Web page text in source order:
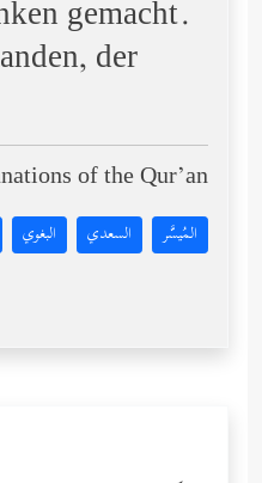
gemacht.
der
of the Qur’an:
المُيسَّر السعدي البغوي